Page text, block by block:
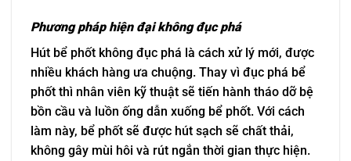
Phương pháp hiện đại không đục phá
Hút bể phốt không đục phá là cách xử lý mới, được
nhiều khách hàng ưa chuộng. Thay vì đục phá bể
phốt thì nhân viên kỹ thuật sẽ tiến hành tháo dỡ bệ
bồn cầu và luồn ống dẫn xuống bể phốt. Với cách
làm này, bể phốt sẽ được hút sạch sẽ chất thải,
không gây mùi hôi và rút ngắn thời gian thực hiện.